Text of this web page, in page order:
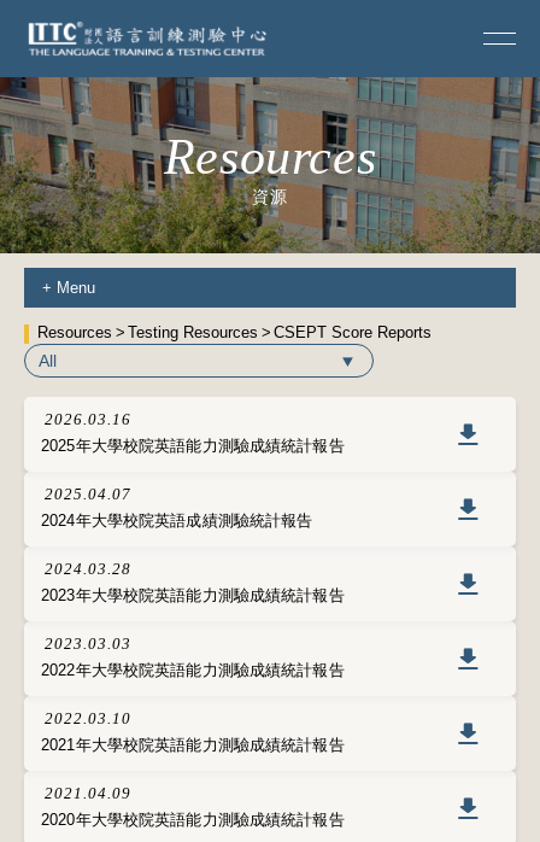
Resources
資源
+ Menu
Resources Testing Resources CSEPT Score Reports
All
2026.03.16
2025年大學校院英語能力測驗成績統計報告
2025.04.07
2024年大學校院英語成績測驗統計報告
2024.03.28
2023年大學校院英語能力測驗成績統計報告
2023.03.03
2022年大學校院英語能力測驗成績統計報告
2022.03.10
2021年大學校院英語能力測驗成績統計報告
2021.04.09
2020年大學校院英語能力測驗成績統計報告